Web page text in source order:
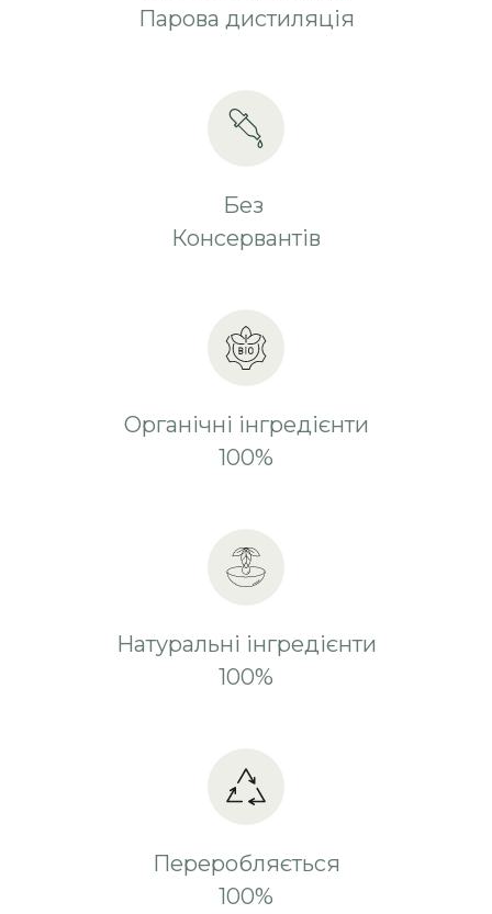
Парова дистиляція
Без
Консервантів
Органічні інгредієнти
100%
Натуральні інгредієнти
100%
Переробляється
100%